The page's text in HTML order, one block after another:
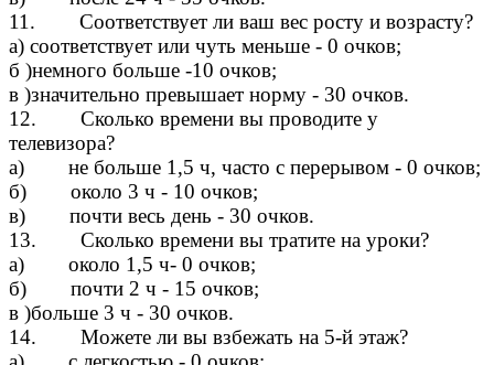
11. Соответствует ли ваш вес росту и возрасту?
а) соответствует или чуть меньше - 0 очков;
б )немного больше -10 очков;
в )значительно превышает норму - 30 очков.
12. Сколько времени вы проводите у
телевизора?
а) не больше 1,5 ч, часто с перерывом - 0 очков;
б) около 3 ч - 10 очков;
в) почти весь день - 30 очков.
13. Сколько времени вы тратите на уроки?
а) около 1,5 ч- 0 очков;
б) почти 2 ч - 15 очков;
в )больше 3 ч - 30 очков.
14. Можете ли вы взбежать на 5-й этаж?